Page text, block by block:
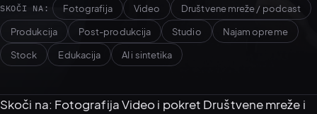
SKOČI NA: Fotografija Video
Društvene mreže / podcast
Produkcija
Post-produkcija Studio
Najam opreme
Stock
Edukacija AI i sintetika
Skoči na: FotografijaVideo i pokret Društvene mreže i